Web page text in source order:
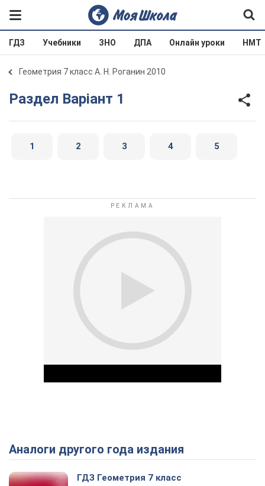
ГДЗ Учебники ЗНО ДПА Онлайн уроки НМТ
Геометрия 7 класс А. Н. Роганин 2010
Раздел Варіант 1
1 2 3 4 5
Play Video
Аналоги другого года издания
ГДЗ Геометрия 7 класс